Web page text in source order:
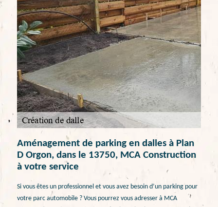
Aménagement de parking en dalles à Plan
D Orgon, dans le 13750, MCA Construction
à votre service
Si vous êtes un professionnel et vous avez besoin d’un parking pour
votre parc automobile ? Vous pourrez vous adresser à MCA